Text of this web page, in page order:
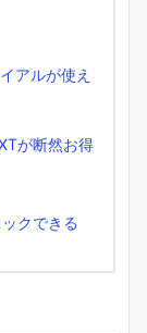
アルが使え
が断然お得
クできる